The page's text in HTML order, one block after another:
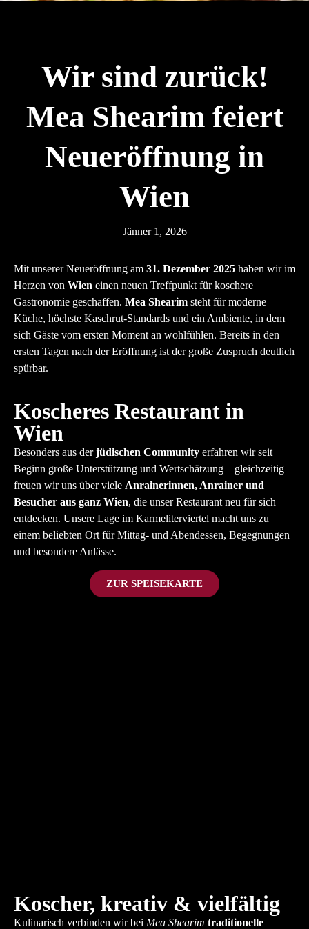
Wir sind zurück!
Mea Shearim feiert
Neueröffnung in
Wien
Jänner 1, 2026
Mit unserer Neueröffnung am 31. Dezember 2025 haben wir im
Herzen von Wien einen neuen Treffpunkt für koschere
Gastronomie geschaffen. Mea Shearim steht für moderne
Küche, höchste Kaschrut-Standards und ein Ambiente, in dem
sich Gäste vom ersten Moment an wohlfühlen. Bereits in den
ersten Tagen nach der Eröffnung ist der große Zuspruch deutlich
spürbar.
Koscheres Restaurant in
Wien
Besonders aus derjüdischen Community erfahren wir seit
Beginn große Unterstützung und Wertschätzung – gleichzeitig
freuen wir uns über viele Anrainerinnen, Anrainer und
Besucher aus ganz Wien, die unser Restaurant neu für sich
entdecken. Unsere Lage im Karmeliterviertel macht uns zu
einem beliebten Ort für Mittag- und Abendessen, Begegnungen
und besondere Anlässe.
ZUR SPEISEKARTE
Koscher, kreativ & vielfältig
Kulinarisch verbinden wir bei Mea Shearim traditionelle